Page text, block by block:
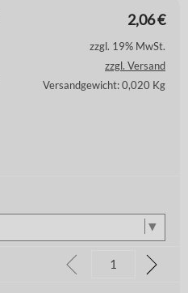
2,06€
zzgl. 19% MwSt.
zzgl. Versand
Versandgewicht: 0,020 Kg